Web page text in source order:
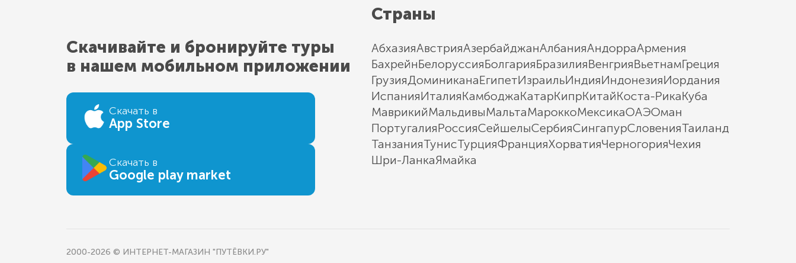
Скачивайте и бронируйте туры
в нашем мобильном приложении
Скачать в
App Store
Скачать в
Google play market
Страны
АбхазияАвстрияАзербайджанАлбанияАндорраАрмения
БахрейнБелоруссияБолгарияБразилияВенгрияВьетнамГреция
ГрузияДоминиканаЕгипетИзраильИндияИндонезияИордания
ИспанияИталияКамбоджаКатарКипрКитайКоста-РикаКуба
МаврикийМальдивыМальтаМароккоМексикаОАЭОман
ПортугалияРоссияСейшелыСербияСингапурСловенияТаиланд
ТанзанияТунисТурцияФранцияХорватияЧерногорияЧехия
Шри-ЛанкаЯмайка
2000-2026 © ИНТЕРНЕТ-МАГАЗИН "ПУТЁВКИ.РУ"